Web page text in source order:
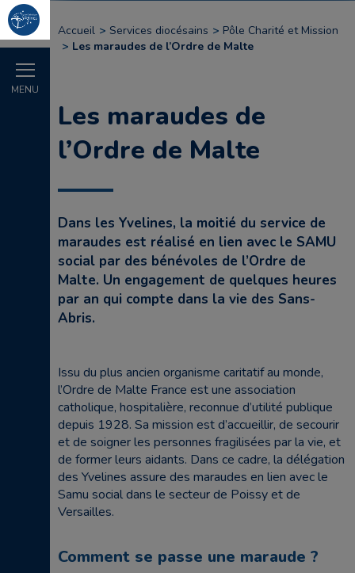
MENU
Accueil Services diocésains
Pôle Charité et Mission
Les maraudes de l’Ordre de Malte
Les maraudes de
l’Ordre de Malte
Dans les Yvelines, la moitié du service de
maraudes est réalisé en lien avec le SAMU
social par des bénévoles de l’Ordre de
Malte. Un engagement de quelques heures
par an qui compte dans la vie des Sans-
Abris.
Issu du plus ancien organisme caritatif au monde,
l’Ordre de Malte France est une association
catholique, hospitalière, reconnue d’utilité publique
depuis 1928. Sa mission est d’accueillir, de secourir
et de soigner les personnes fragilisées par la vie, et
de former leurs aidants. Dans ce cadre, la délégation
des Yvelines assure des maraudes en lien avec le
Samu social dans le secteur de Poissy et de
Versailles.
Comment se passe une maraude ?